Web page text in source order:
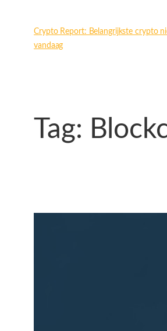
Crypto Report: Belangrijkste crypto
vandaag
Tag: